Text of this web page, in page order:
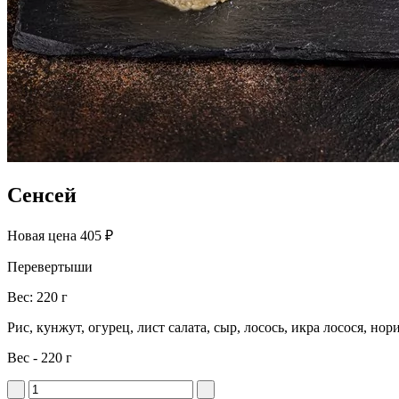
Сенсей
Новая цена 405 ₽
Перевертыши
Вес: 220 г
Рис, кунжут, огурец, лист салата, сыр, лосось, икра лосося,
Вес - 220 г